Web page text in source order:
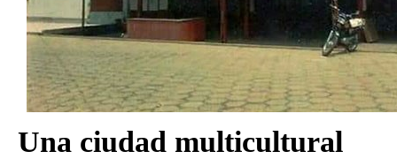
Una ciudad multicultural